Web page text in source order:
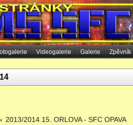
Videogalerie Galerie Zpěvník
2013/2014 15. ORLOVA - SFC OPAVA